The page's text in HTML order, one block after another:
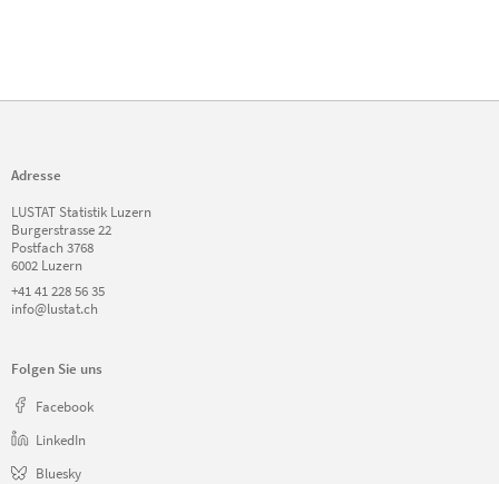
Adresse
LUSTAT Statistik Luzern
Burgerstrasse 22
Postfach 3768
6002 Luzern
+41 41 228 56 35
info@lustat.ch
Folgen Sie uns
Facebook
LinkedIn
Bluesky